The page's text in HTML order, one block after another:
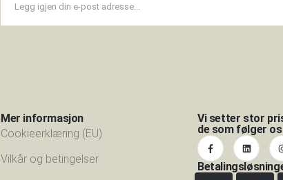
Mer informasjon
Cookieerklæring (EU)
Vilkår og betingelser
Vi setter stor
de som følger